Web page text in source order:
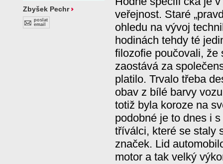
Zbyšek Pechr
poslat
email
veřejnost. Staré
ohledu na vývoj
hodinách tehdy té
filozofie poučovali, že
zaostává za
platilo. Trvalo třeba
obav z bílé barvy
totiž byla koroze na
podobné je to dnes i
tříválci, které se staly
značek. Lid
motor a tak velký